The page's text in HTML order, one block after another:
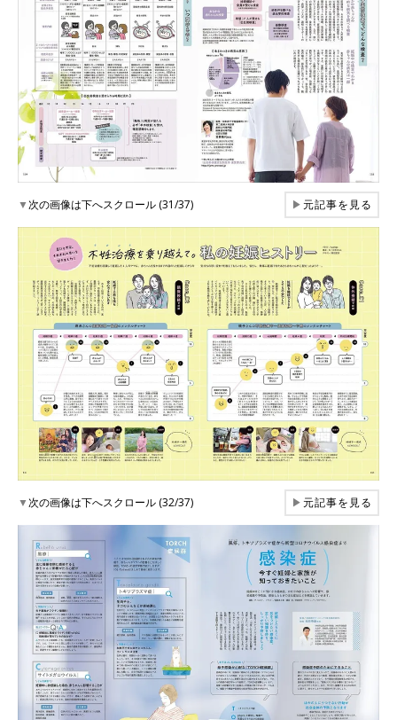
▼次の画像は下へスクロール (31/37) ▶元記事を見る
▼次の画像は下へスクロール (32/37) ▶元記事を見る